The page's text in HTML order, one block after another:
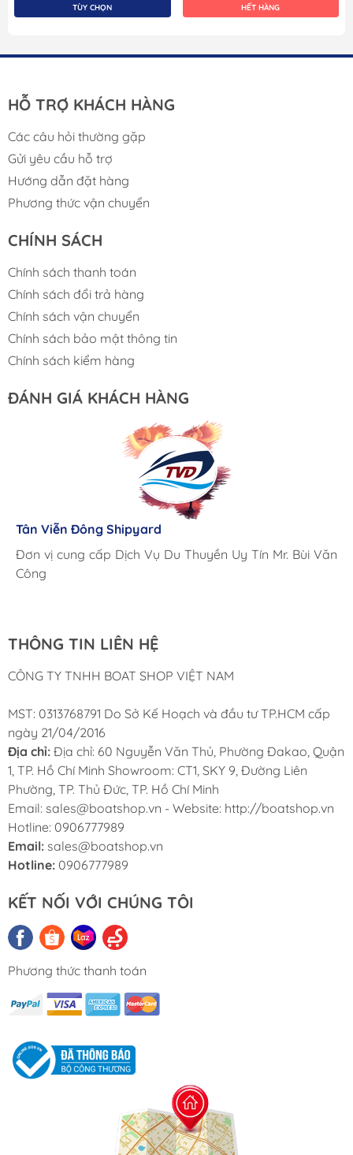
TÙY CHỌN HẾT HÀNG
HỖ TRỢ KHÁCH HÀNG
Các câu hỏi thường gặp
Gửi yêu cầu hỗ trợ
Hướng dẫn đặt hàng
Phương thức vận chuyển
CHÍNH SÁCH
Chính sách thanh toán
Chính sách đổi trả hàng
Chính sách vận chuyển
Chính sách bảo mật thông tin
Chính sách kiểm hàng
ĐÁNH GIÁ KHÁCH HÀNG
Tân Viễn Đông Shipyard
Đơn vị cung cấp Dịch Vụ Du Thuyền Uy Tín Mr. Bùi Văn
Công
Cung ứng sản phẩm nhanh chóng chuyên nghiệp
Chúng tôi có thể mua những sản phẩm tốt ngay tại Việt
Giá cả hợp lý, giao hàng nhanh chóng
THÔNG TIN LIÊN HỆ
CÔNG TY TNHH BOAT SHOP VIỆT NAM
MST: 0313768791 Do Sở Kế Hoạch và đầu tư TP.HCM cấp
ngày 21/04/2016
Địa chỉ: Địa chỉ: 60 Nguyễn Văn Thủ, Phường Đakao, Quận
1, TP. Hồ Chí Minh Showroom: CT1, SKY 9, Đường Liên
Phường, TP. Thủ Đức, TP. Hồ Chí Minh
Email: sales@boatshop.vn - Website: http://boatshop.vn
Hotline: 0906777989
Email: sales@boatshop.vn
Hotline: 0906777989
KẾT NỐI VỚI CHÚNG TÔI
Phương thức thanh toán